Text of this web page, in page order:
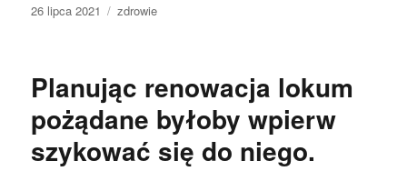
Data
26 lipca 2021 Kategorie
zdrowie
Planując renowacja lokum
pożądane byłoby wpierw
szykować się do niego.